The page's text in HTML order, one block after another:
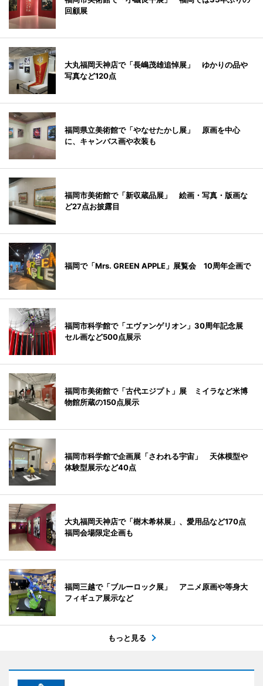
回顧展
大丸福岡天神店で「長嶋茂雄追悼展」 ゆかりの品や
写真など120点
福岡県立美術館で「やなせたかし展」 原画を中心
に、キャンバス画や衣装も
福岡市美術館で「新収蔵品展」 絵画・写真・版画な
ど27点お披露目
福岡で「Mrs. GREEN APPLE」展覧会 10周年企画で
福岡市科学館で「エヴァンゲリオン」30周年記念展
セル画など500点展示
福岡市美術館で「古代エジプト」展 ミイラなど米博
物館所蔵の150点展示
福岡市科学館で企画展「さわれる宇宙」 天体模型や
体験型展示など40点
大丸福岡天神店で「樹木希林展」、愛用品など170点
福岡会場限定企画も
福岡三越で「ブルーロック展」 アニメ原画や等身大
フィギュア展示など
もっと見る